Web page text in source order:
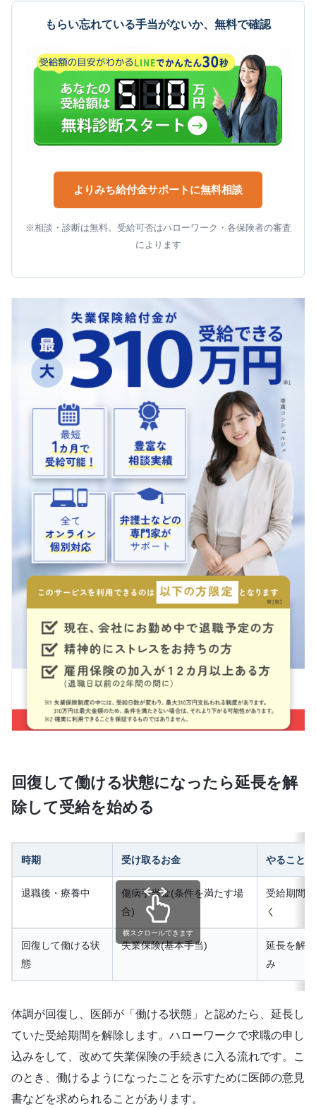
もらい忘れている手当がないか、無料で確認
よりみち給付金サポートに無料相談
※相談・診断は無料。受給可否はハローワーク・各保険者の審査
によります
回復して働ける状態になったら延長を解
除して受給を始める
時期 受け取るお金 やること
退職後・療養中
傷病手当金(条件を満たす場
合)
受給期間
く
回復して働ける状
態
失業保険(基本手当)
延長を解
み
横スクロールできます
体調が回復し、医師が「働ける状態」と認めたら、延長し
ていた受給期間を解除します。ハローワークで求職の申し
込みをして、改めて失業保険の手続きに入る流れです。こ
のとき、働けるようになったことを示すために医師の意見
書などを求められることがあります。